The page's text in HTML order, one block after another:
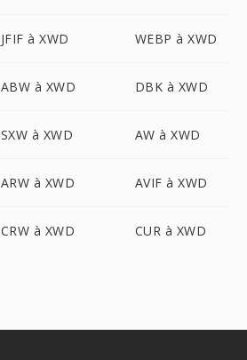
JFIF à XWD WEBP à XWD
ABW à XWD DBK à XWD
SXW à XWD AW à XWD
ARW à XWD AVIF à XWD
CRW à XWD CUR à XWD